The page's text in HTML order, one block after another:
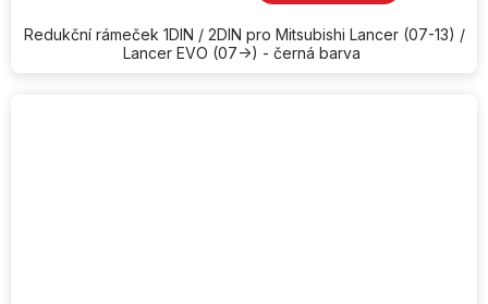
Redukční rámeček 1DIN / 2DIN pro Mitsubishi Lancer (07-13) /
Lancer EVO (07->) - černá barva